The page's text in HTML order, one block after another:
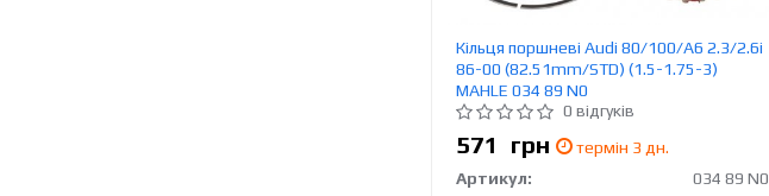
Кільця поршневі Audi 80/100/A6 2.3/2.6i
86-00 (82.51mm/STD) (1.5-1.75-3)
MAHLE 034 89 N0
0 відгуків
571 грн
термін 3 дн.
Артикул:
034 89 N0